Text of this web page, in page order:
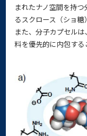
まれたナノ空間を持つ
るスクロース（ショ糖
また、分子カプセル
料を優先的に内包する